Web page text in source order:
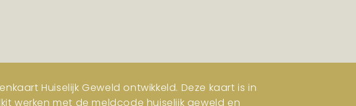
Huiselijk Geweld ontwikkeld. Deze kaart is in
werken met de meldcode huiselijk geweld en